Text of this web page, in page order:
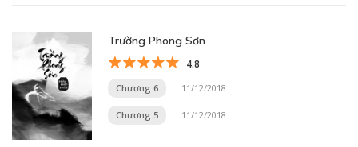
Trường Phong Sơn
4.8
Chương 6 11/12/2018
Chương 5 11/12/2018